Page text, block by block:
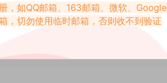
账号权限！
。
，如QQ邮箱、163邮箱、微软、Google
，切勿使用临时邮箱，否则收不到验证